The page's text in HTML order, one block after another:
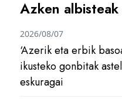
Azken albisteak
‘Azerik eta erbik
ikusteko gonbitak
eskuragai
2026/08/07